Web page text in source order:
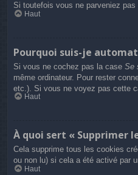
Si toutefois vous ne parveniez
Haut
Pourquoi suis-je
Si vous ne cochez pas la case Se
même ordinateur. Pour rester
etc.). Si vous ne voyez pas cette
Haut
À quoi sert « Supprimer
Cela supprime tous les cookies
ou non lu) si cela a été activé par
Haut